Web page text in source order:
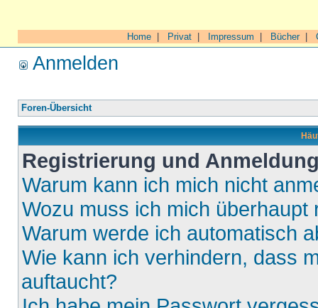
Home Privat Impressum Bücher|
Anmelden
Foren-Übersicht
Registrierung und
Warum kann ich mich nicht
Wozu muss ich mich überhaupt
Warum werde ich automatisch
Wie kann ich verhindern, dass
auftaucht?